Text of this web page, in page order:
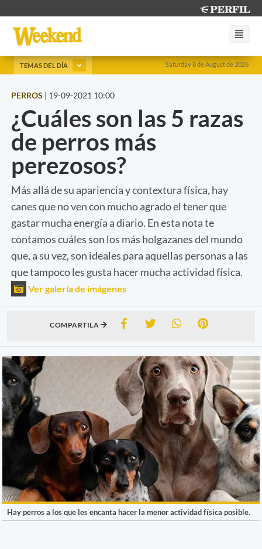
Saturday 8 de August de 2026
TEMAS DEL DÍA
PERROS | 19-09-2021 10:00
¿Cuáles son las 5 razas
de perros más
perezosos?
Más allá de su apariencia y contextura física, hay
canes que no ven con mucho agrado el tener que
gastar mucha energía a diario. En esta nota te
contamos cuáles son los más holgazanes del mundo
que, a su vez, son ideales para aquellas personas a las
que tampoco les gusta hacer mucha actividad física.
Ver galería de imágenes
COMPARTILA
Hay perros a los que les encanta hacer la menor actividad física posible.